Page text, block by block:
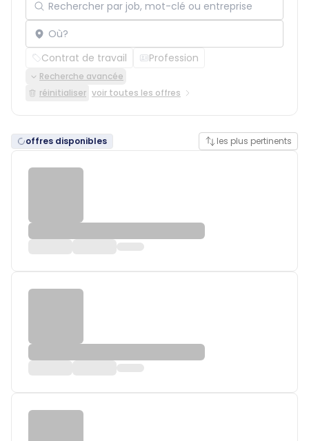
Localisation
Contrat de travail Profession
Recherche avancée
réinitialiser voir toutes les offres
offres disponibles les plus pertinents